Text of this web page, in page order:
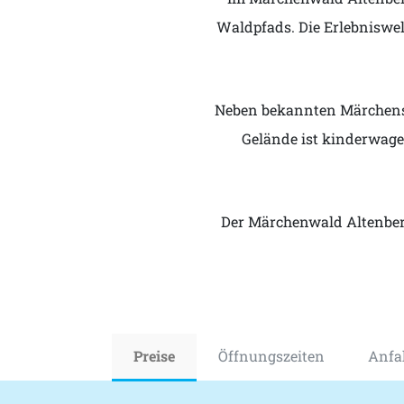
Waldpfads. Die
Neben bekannten
Gelände ist
Der Märchenwald
Preise Öffnungszeiten